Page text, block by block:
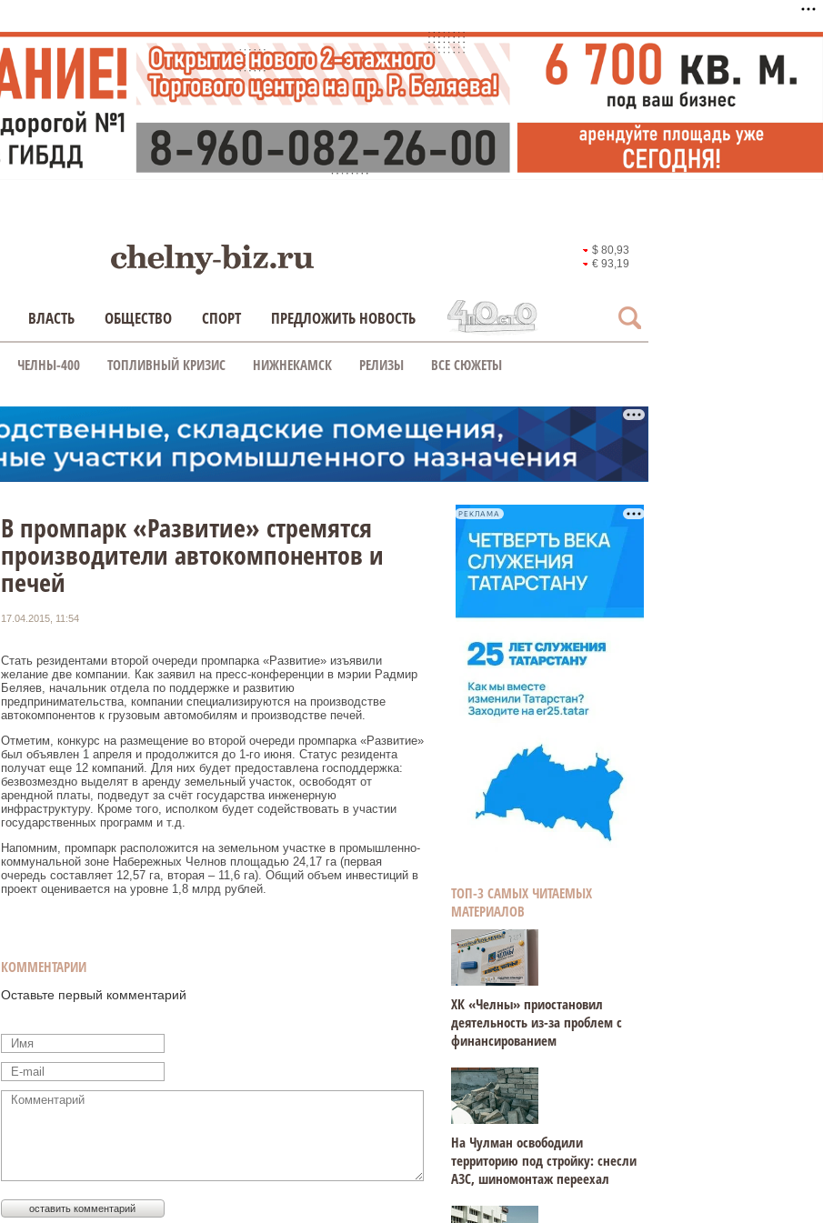
$ 80,93
€ 93,19
ВЛАСТЬ ОБЩЕСТВО СПОРТ ПРЕДЛОЖИТЬ НОВОСТЬ
ЧЕЛНЫ-400 ТОПЛИВНЫЙ КРИЗИС НИЖНЕКАМСК РЕЛИЗЫ ВСЕ СЮЖЕТЫ
В промпарк «Развитие» стремятся
производители автокомпонентов и
печей
17.04.2015, 11:54
Стать резидентами второй очереди промпарка «Развитие» изъявили
желание две компании. Как заявил на пресс-конференции в мэрии Радмир
Беляев, начальник отдела по поддержке и развитию
предпринимательства, компании специализируются на производстве
автокомпонентов к грузовым автомобилям и производстве печей.
Отметим, конкурс на размещение во второй очереди промпарка «Развитие»
был объявлен 1 апреля и продолжится до 1-го июня. Статус резидента
получат еще 12 компаний. Для них будет предоставлена господдержка:
безвозмездно выделят в аренду земельный участок, освободят от
арендной платы, подведут за счёт государства инженерную
инфраструктуру. Кроме того, исполком будет содействовать в участии
государственных программ и т.д.
Напомним, промпарк расположится на земельном участке в промышленно-
коммунальной зоне Набережных Челнов площадью 24,17 га (первая
очередь составляет 12,57 га, вторая – 11,6 га). Общий объем инвестиций в
проект оценивается на уровне 1,8 млрд рублей.
КОММЕНТАРИИ
Оставьте первый комментарий
РЕКЛАМА
ТОП-3 САМЫХ ЧИТАЕМЫХ
МАТЕРИАЛОВ
ХК «Челны» приостановил
деятельность из-за проблем с
финансированием
На Чулман освободили
территорию под стройку: снесли
АЗС, шиномонтаж переехал